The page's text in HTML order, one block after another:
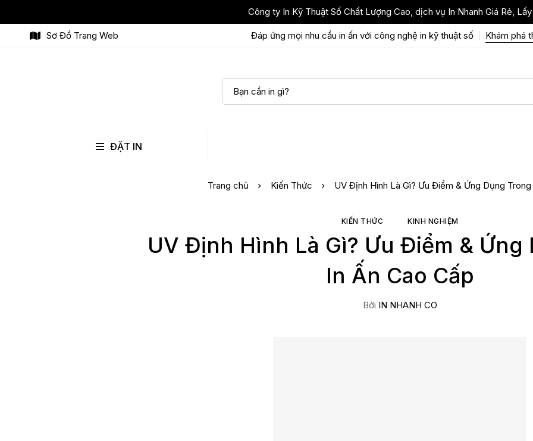
Công ty In Kỹ Thuật Số Chất Lượng Cao, dịch vụ In Nhanh Giá Rẻ,
Sơ Đồ Trang Web Đáp ứng mọi nhu cầu in ấn với công nghệ in kỹ thuật số Khám phá
ĐẶT IN
Trang chủ Kiến Thức UV Định Hình Là Gì? Ưu Điểm & Ứng Dụng
KIẾN THỨC KINH NGHIỆM
UV Định Hình Là Gì? Ưu Điểm & Ứng
In Ấn Cao Cấp
Bởi IN NHANH CO